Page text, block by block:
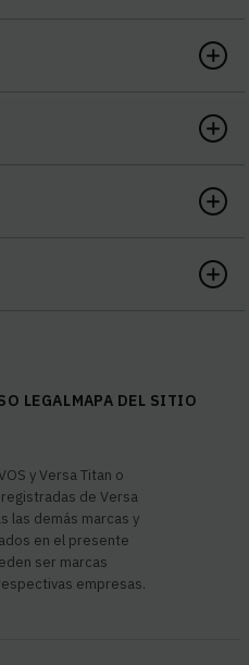
LEGALMAPA DEL SITIO
y Versa Titan o
de Versa
las demás marcas y
en el presente
ser marcas
empresas.